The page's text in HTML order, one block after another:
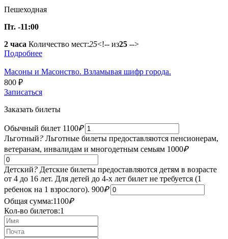
Пешеходная
Пт. -11:00
2 часа Количество мест:25<!-- из25 -->
Подробнее
Масоны и Масонство. Взламывая шифр города.
800 ₽
Записаться
Заказать билеты
Обычный билет 1100₽
Льготный? Льготные билеты предоставляются пенсионерам,
ветеранам, инвалидам и многодетным семьям 1000₽
Детский? Детские билеты предоставляются детям в возрасте
от 4 до 16 лет. Для детей до 4-х лет билет не требуется (1
ребенок на 1 взрослого). 900₽
Общая сумма:1100₽
Кол-во билетов:1